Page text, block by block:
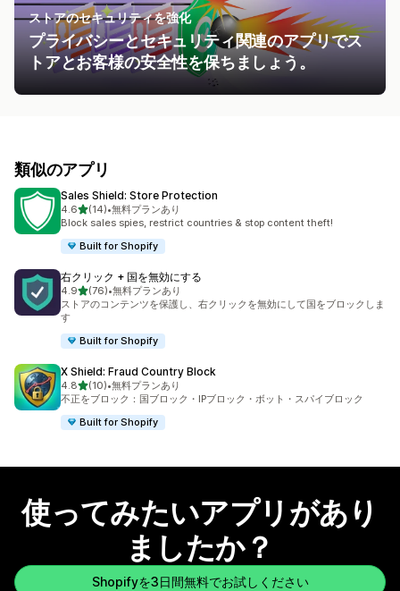
ストアのセキュリティを強化
プライバシーとセキュリティ関連のアプリでス
トアとお客様の安全性を保ちましょう。
類似のアプリ
Sales Shield: Store Protection
4.65つ星中
(14)
合計レビュー数：14件
•無料プランあり
Block sales spies, restrict countries & stop content theft!
Built for Shopify
右クリック + 国を無効にする
4.95つ星中
(76)
合計レビュー数：76件
•無料プランあり
ストアのコンテンツを保護し、右クリックを無効にして国をブロックしま
す
Built for Shopify
X Shield: Fraud Country Block
4.85つ星中
(10)
合計レビュー数：10件
•無料プランあり
不正をブロック：国ブロック・IPブロック・ボット・スパイブロック
Built for Shopify
使ってみたいアプリがあり
ましたか？
Shopifyを3日間無料でお試しください